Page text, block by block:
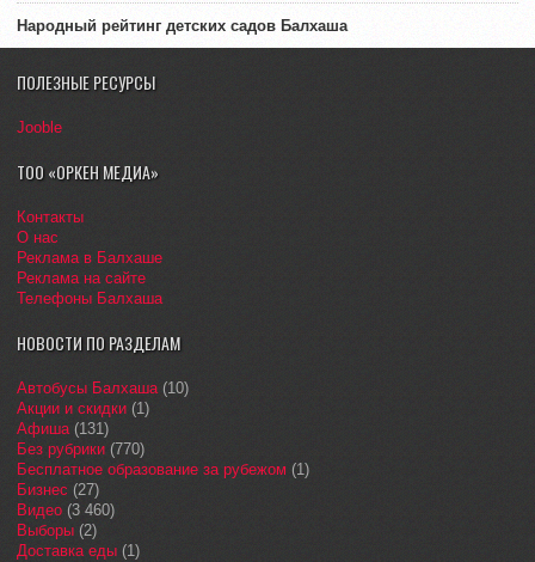
Народный рейтинг детских садов Балхаша
ПОЛЕЗНЫЕ РЕСУРСЫ
Jooble
ТОО «ОРКЕН МЕДИА»
Контакты
О нас
Реклама в Балхаше
Реклама на сайте
Телефоны Балхаша
НОВОСТИ ПО РАЗДЕЛАМ
Автобусы Балхаша(10)
Акции и скидки (1)
Афиша(131)
Без рубрики (770)
Бесплатное образование за рубежом (1)
Бизнес (27)
Видео (3 460)
Выборы (2)
Доставка еды (1)